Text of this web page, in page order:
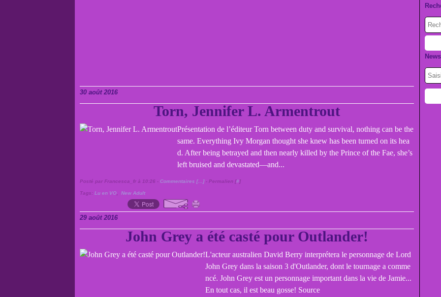
30 août 2016
Torn, Jennifer L. Armentrout
Présentation de l’éditeur Torn between duty and survival, nothing can be the
same. Everything Ivy Morgan thought she knew has been turned on its hea
d. After being betrayed and then nearly killed by the Prince of the Fae, she’s
left bruised and devastated—and...
Posté par Francesca_fr à 10:26 - Commentaires [… ]- Permalien [#]
Tags: Lu en VO New Adult
29 août 2016
John Grey a été casté pour Outlander!
L'acteur australien David Berry interprétera le personnage de Lord
John Grey dans la saison 3 d'Outlander, dont le tournage a comme
ncé. John Grey est un personnage important dans la vie de Jamie...
En tout cas, il est beau gosse! Source